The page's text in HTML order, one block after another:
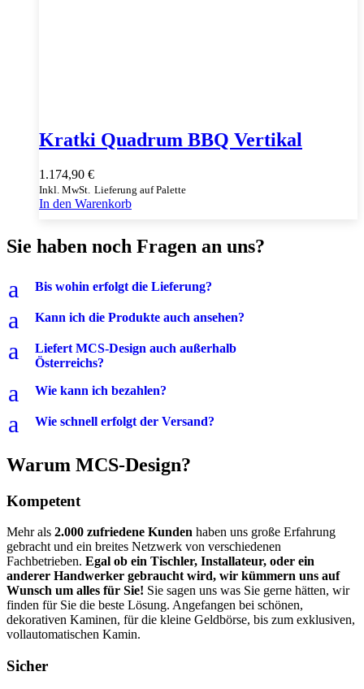
Kratki Quadrum BBQ Vertikal
1.174,90 €
Inkl. MwSt. Lieferung auf Palette
In den Warenkorb
Sie haben noch Fragen an uns?
a Bis wohin erfolgt die Lieferung?
a Kann ich die Produkte auch ansehen?
a
Liefert MCS-Design auch außerhalb
Österreichs?
a Wie kann ich bezahlen?
a Wie schnell erfolgt der Versand?
Warum MCS-Design?
Kompetent
Mehr als 2.000 zufriedene Kunden haben uns große Erfahrung
gebracht und ein breites Netzwerk von verschiedenen
Fachbetrieben. Egal ob ein Tischler, Installateur, oder ein
anderer Handwerker gebraucht wird, wir kümmern uns auf
Wunsch um alles für Sie! Sie sagen uns was Sie gerne hätten, wir
finden für Sie die beste Lösung. Angefangen bei schönen,
dekorativen Kaminen, für die kleine Geldbörse, bis zum exklusiven,
vollautomatischen Kamin.
Sicher